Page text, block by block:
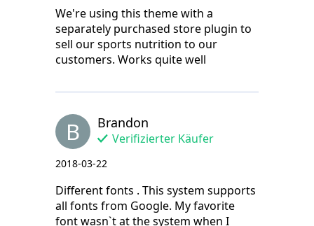
We're using this theme with a
separately purchased store plugin to
sell our sports nutrition to our
customers. Works quite well
B Brandon
Verifizierter Käufer
2018-03-22
Different fonts . This system supports
all fonts from Google. My favorite
font wasn`t at the system when I